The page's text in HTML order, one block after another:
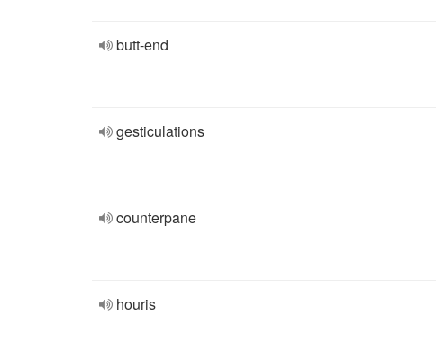
butt-end
gesticulations
counterpane
houris